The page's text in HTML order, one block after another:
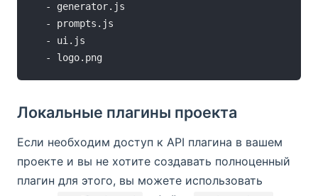
  - generator.js
  - prompts.js
  - ui.js
Локальные плагины проекта
Если необходим доступ к API плагина в вашем
проекте и вы не хотите создавать полноценный
плагин для этого, вы можете использовать